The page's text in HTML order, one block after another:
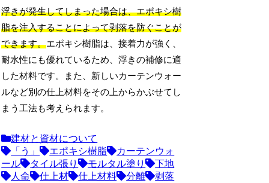
浮きが発生してしまった場合は、エポキシ樹
脂を注入することによって剥落を防ぐことが
できます。エポキシ樹脂は、接着力が強く、
耐水性にも優れているため、浮きの補修に適
した材料です。また、新しいカーテンウォー
ルなど別の仕上材料をその上からかぶせてし
まう工法も考えられます。
建材と資材について
「う」
エポキシ樹脂
カーテンウォ
ール
タイル張り モルタル塗り
下地
人命
仕上材 仕上材料 分離
剥落